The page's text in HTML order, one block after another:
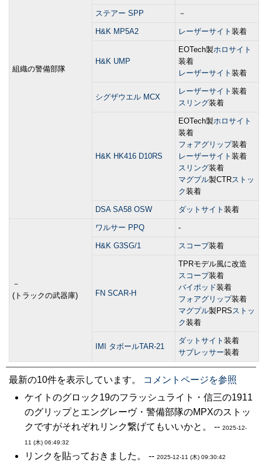
組織の警備部隊
ステアー SPP －
H&K MP5A2 レーザーサイト 装着
H&K UMP
EOTech製ホロサイト
装着
レーザーサイト 装着
シグザウエル MCX
レーザーサイト 装着
スリング装着
H&K HK416 D10RS
EOTech製ホロサイト
装着
フォアグリップ装着
レーザーサイト 装着
スリング装着
マグプル製CTRストッ
ク装着
DSA SA58 OSW ダットサイト 装着
－
(トラックの武器庫)
ワルサー PPQ -
H&K G3SG/1 スコープ装着
FN SCAR-H
TPRモデル風に改造
スコープ装着
バイポッド装着
フォアグリップ装着
マグプル製PRSストッ
ク装着
IMI タボールTAR-21
ダットサイト 装着
サプレッサー装着
最新の10件を表示しています。
コメントページを参照
ケイトのグロック19のフラッシュライト・信三の1911
のグリップとエングレーヴ・警備部隊のMPXのストッ
クですがそれぞれリンク繋げてもいいかと。 -- 2025-12-
11 (木) 06:49:32
リンクを貼っておきました。 -- 2025-12-11 (木) 09:30:42